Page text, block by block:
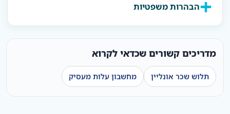
הבהרות משפטיות
מדריכים קשורים שכדאי לקרוא
תלוש שכר אונליין מחשבון עלות מעסיק